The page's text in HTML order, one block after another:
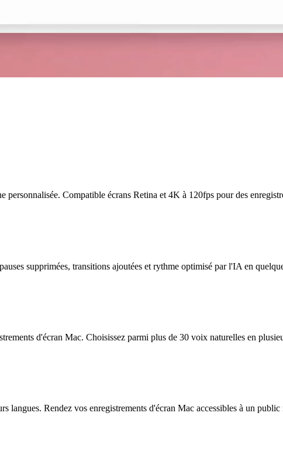
Compatible écrans Retina et 4K à 120fps pour des
supprimées, transitions ajoutées et rythme optimisé par l'IA en
d'écran Mac. Choisissez parmi plus de 30 voix naturelles en
langues. Rendez vos enregistrements d'écran Mac accessibles à un